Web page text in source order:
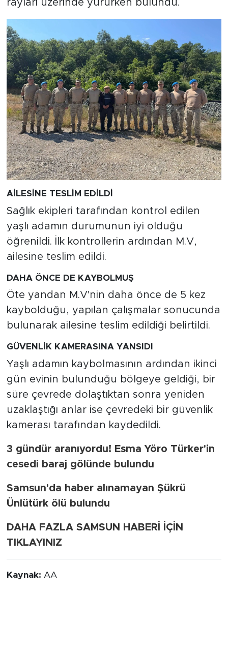
rayları üzerinde yürürken bulundu.
AİLESİNE TESLİM EDİLDİ
Sağlık ekipleri tarafından kontrol edilen
yaşlı adamın durumunun iyi olduğu
öğrenildi. İlk kontrollerin ardından M.V,
ailesine teslim edildi.
DAHA ÖNCE DE KAYBOLMUŞ
Öte yandan M.V'nin daha önce de 5 kez
kaybolduğu, yapılan çalışmalar sonucunda
bulunarak ailesine teslim edildiği belirtildi.
GÜVENLİK KAMERASINA YANSIDI
Yaşlı adamın kaybolmasının ardından ikinci
gün evinin bulunduğu bölgeye geldiği, bir
süre çevrede dolaştıktan sonra yeniden
uzaklaştığı anlar ise çevredeki bir güvenlik
kamerası tarafından kaydedildi.
3 gündür aranıyordu! Esma Yöro Türker'in
cesedi baraj gölünde bulundu
Samsun'da haber alınamayan Şükrü
Ünlütürk ölü bulundu
DAHA FAZLA SAMSUN HABERİ İÇİN
TIKLAYINIZ
Kaynak: AA